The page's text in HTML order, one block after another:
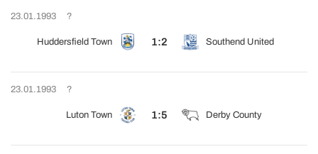
23.01.1993 ?
Huddersfield Town 1:2 Southend United
23.01.1993 ?
Luton Town 1:5 Derby County